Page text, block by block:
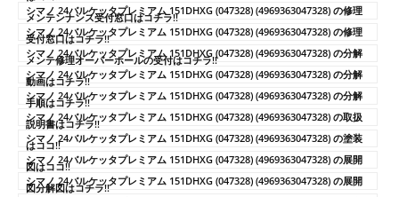
シマノ 24バルケッタプレミアム 151DHXG (047328) (4969363047328) の修理
メンテンナンス受付窓口はコチラ!!
シマノ 24バルケッタプレミアム 151DHXG (047328) (4969363047328) の修理
受付窓口はコチラ!!
シマノ 24バルケッタプレミアム 151DHXG (047328) (4969363047328) の分解
メンテ修理オーバーホールの受付はコチラ!!
シマノ 24バルケッタプレミアム 151DHXG (047328) (4969363047328) の分解
動画はコチラ!!
シマノ 24バルケッタプレミアム 151DHXG (047328) (4969363047328) の分解
手順はコチラ!!
シマノ 24バルケッタプレミアム 151DHXG (047328) (4969363047328) の取扱
説明書はコチラ!!
シマノ 24バルケッタプレミアム 151DHXG (047328) (4969363047328) の塗装
はココ!!
シマノ 24バルケッタプレミアム 151DHXG (047328) (4969363047328) の展開
図はココ!!
シマノ 24バルケッタプレミアム 151DHXG (047328) (4969363047328) の展開
図分解図はコチラ!!